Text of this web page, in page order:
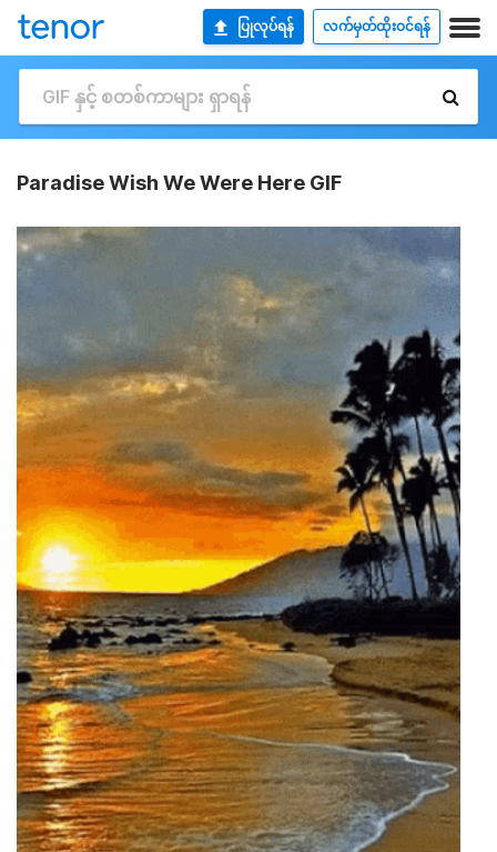
ပြုလုပ်ရန် လက်မှတ်ထိုးဝင်ရန်
Paradise Wish We Were Here GIF